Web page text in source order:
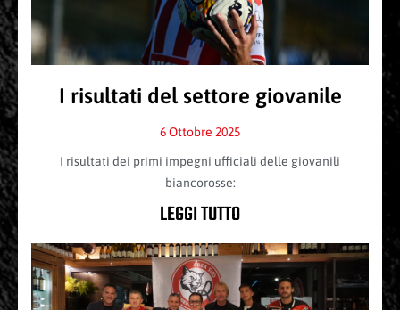
I risultati del settore giovanile
6 Ottobre 2025
I risultati dei primi impegni ufficiali delle giovanili
biancorosse:
LEGGI TUTTO